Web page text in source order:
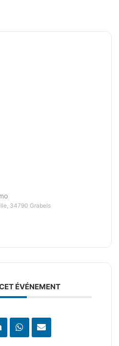
34790 Grabels
ÉVÉNEMENT